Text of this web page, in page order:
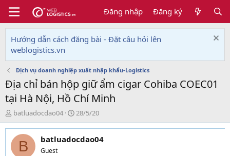
Đăng nhập Đăng ký
Hướng dẫn cách đăng bài - Đặt câu hỏi lên
weblogistics.vn
Dịch vụ doanh nghiệp xuất nhập khẩu-Logistics
Địa chỉ bán hộp giữ ẩm cigar Cohiba COEC01
tại Hà Nội, Hồ Chí Minh
T
h
r
e
batluadocdao04
N
g
à
y
28/5/20
B batluadocdao04
Guest